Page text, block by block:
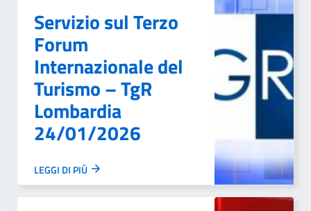
Servizio sul Terzo
Forum
Internazionale del
Turismo – TgR
Lombardia
24/01/2026
LEGGI DI PIÙ